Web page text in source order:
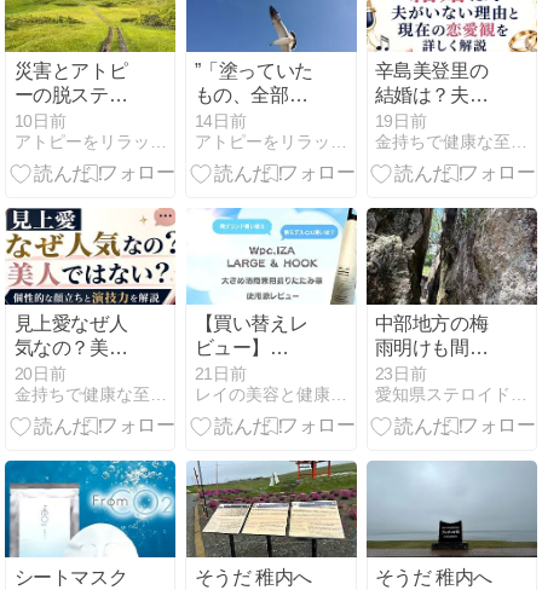
災害とアトピ
ーの脱ステ炎
症時期が重な
ったら
10日前
”「塗っていた
もの、全部教
えてくださ
い」——な
ぜ、その痒み
か？”
14日前
辛島美登里の
結婚は？夫が
いない理由と
現在の恋愛観
を詳しく解説
19日前
見上愛なぜ人
気なの？美人
ではない？個
性的な顔立ち
と演技力を解
20日前
金持ちで健康な至福平社員計画
【買い替えレ
ビュー】
Wpc.IZAの
LARGE&HOOK
を使用！｜軽
雨兼用日傘♪
21日前
レイの美容と健康備忘録
中部地方の梅
雨明けも間も
なく。熱中症
には気を付け
ながらツーリ
23日前
愛知県ステロイドからの卒業☆セルラム細胞活性トリートメント
シートマスク
そうだ 稚内へ
そうだ 稚内へ